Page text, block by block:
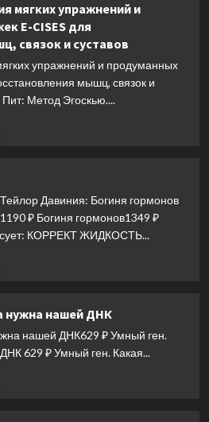
мягких упражнений и
E-CISES для
связок и суставов
упражнений и продуманных
мышц, связок и
Метод Эгоскью....
Давиния: Богиня гормонов
₽ Богиня гормонов1349 ₽
КОРРЕКТ ЖИДКОСТЬ...
нужна нашей ДНК
нашей ДНК629 ₽ Умный ген.
629 ₽ Умный ген. Какая...